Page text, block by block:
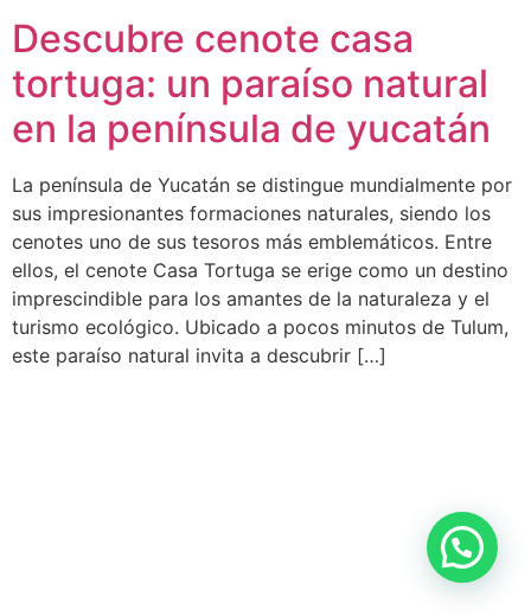
Descubre cenote casa
tortuga: un paraíso natural
en la península de yucatán
La península de Yucatán se distingue mundialmente por
sus impresionantes formaciones naturales, siendo los
cenotes uno de sus tesoros más emblemáticos. Entre
ellos, el cenote Casa Tortuga se erige como un destino
imprescindible para los amantes de la naturaleza y el
turismo ecológico. Ubicado a pocos minutos de Tulum,
este paraíso natural invita a descubrir […]